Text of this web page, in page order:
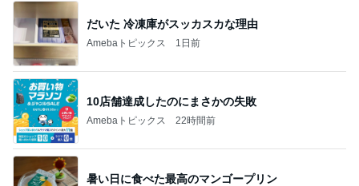
だいた 冷凍庫がスッカスカな理由
Amebaトピックス 1日前
10店舗達成したのにまさかの失敗
Amebaトピックス 22時間前
暑い日に食べた最高のマンゴープリン